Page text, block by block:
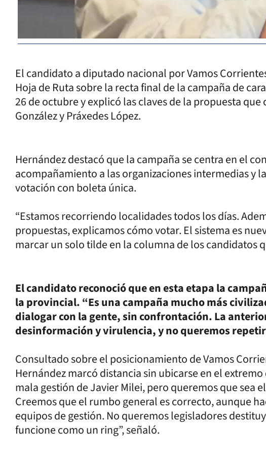
El candidato a diputado nacional por Vamos
Hoja de Ruta sobre la recta final de la campaña de
26 de octubre y explicó las claves de la propuesta
González y Práxedes López.
Hernández destacó que la campaña se centra en el
acompañamiento a las organizaciones intermedias y
votación con boleta única.
“Estamos recorriendo localidades todos los días.
propuestas, explicamos cómo votar. El sistema es
marcar un solo tilde en la columna de los candidatos
El candidato reconoció que en esta etapa la
la provincial. “Es una campaña mucho más
dialogar con la gente, sin confrontación. La
desinformación y virulencia, y no queremos
Consultado sobre el posicionamiento de Vamos
Hernández marcó distancia sin ubicarse en el
mala gestión de Javier Milei, pero queremos que sea
Creemos que el rumbo general es correcto, aunque
equipos de gestión. No queremos legisladores
funcione como un ring”, señaló.